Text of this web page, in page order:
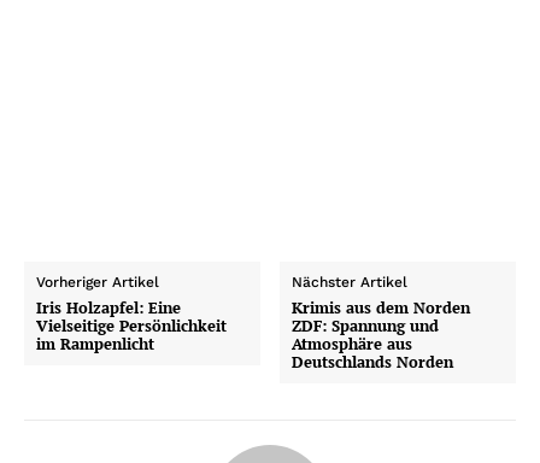
Vorheriger Artikel
Iris Holzapfel: Eine
Vielseitige Persönlichkeit
im Rampenlicht
Nächster Artikel
Krimis aus dem Norden
ZDF: Spannung und
Atmosphäre aus
Deutschlands Norden